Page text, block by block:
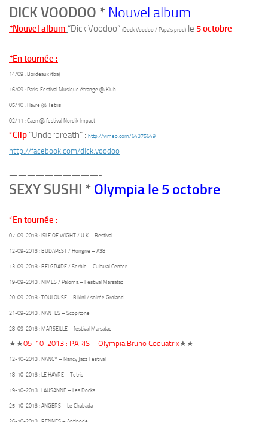
DICK VOODOO * Nouvel album
*Nouvel album “Dick Voodoo” (Dock Voodoo / Papa’s prod) le 5 octobre
*En tournée :
14/09 : Bordeaux (tba)
16/09 : Paris, Festival Musique étrange @ Klub
05/10 : Havre @ Tetris
02/11 : Caen @ festival Nordik Impact
*Clip “Underbreath” : http://vimeo.com/64375649
http://facebook.com/dick.voodoo
——————————-
SEXY SUSHI * Olympia le 5 octobre
*En tournée :
07-09-2013 : ISLE OF WIGHT / U.K – Bestival
12-09-2013 : BUDAPEST / Hongrie – A38
13-09-2013 : BELGRADE / Serbie – Cultural Center
19-09-2013 : NIMES / Paloma – Festival Marsatac
20-09-2013 : TOULOUSE – Bikini / soirée Groland
21-09-2013 : NANTES – Scopitone
28-09-2013 : MARSEILLE – festival Marsatac
★★05-10-2013 : PARIS – Olympia Bruno Coquatrix★★
12-10-2013 : NANCY – Nancy Jazz Festival
18-10-2013 : LE HAVRE – Tetris
19-10-2013 : LAUSANNE – Les Docks
25-10-2013 : ANGERS – Le Chabada